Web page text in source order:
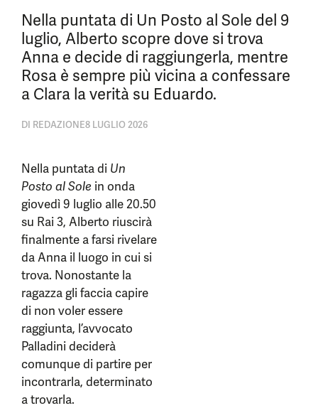
Nella puntata di Un Posto al Sole del 9
luglio, Alberto scopre dove si trova
Anna e decide di raggiungerla, mentre
Rosa è sempre più vicina a confessare
a Clara la verità su Eduardo.
DI REDAZIONE8 LUGLIO 2026
Nella puntata di Un
Posto al Sole in onda
giovedì 9 luglio alle 20.50
su Rai 3, Alberto riuscirà
finalmente a farsi rivelare
da Anna il luogo in cui si
trova. Nonostante la
ragazza gli faccia capire
di non voler essere
raggiunta, l’avvocato
Palladini deciderà
comunque di partire per
incontrarla, determinato
a trovarla.